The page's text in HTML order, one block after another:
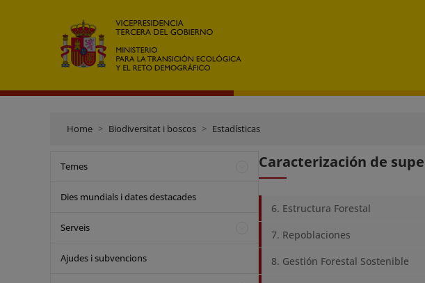
Home Biodiversitat i boscos Estadísticas
Temes
Dies mundials i dates destacades
Serveis
Ajudes i subvencions
Caracterización de
6. Estructura Forestal
7. Repoblaciones
8. Gestión Forestal Sostenible